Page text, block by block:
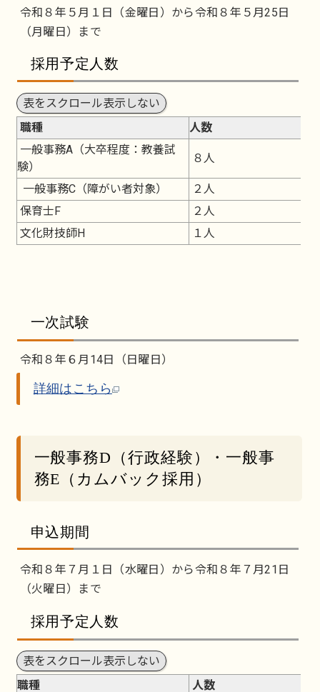
令和８年５月１日（金曜日）から令和８年５月25日
（月曜日）まで
採用予定人数
表をスクロール表示しない
職種
人数
一般事務A（大卒程度：教養試
験）
８人
一般事務C（障がい者対象）
２人
保育士F
２人
文化財技師H
１人
一次試験
令和８年６月14日（日曜日）
詳細はこちら
一般事務D（行政経験）・一般事
務E（カムバック採用）
申込期間
令和８年７月１日（水曜日）から令和８年７月21日
（火曜日）まで
採用予定人数
表をスクロール表示しない
職種
人数